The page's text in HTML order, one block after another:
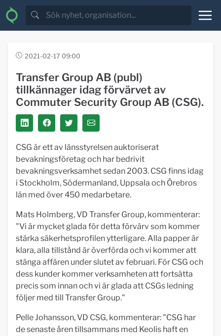
2021-02-17 09:00
Transfer Group AB (publ)
tillkännager idag förvärvet av
Commuter Security Group AB (CSG).
CSG är ett av länsstyrelsen auktoriserat
bevakningsföretag och har bedrivit
bevakningsverksamhet sedan 2003. CSG finns idag
i Stockholm, Södermanland, Uppsala och Örebros
län med över 450 medarbetare.
Mats Holmberg, VD Transfer Group, kommenterar:
"Vi är mycket glada för detta förvärv som kommer
stärka säkerhetsprofilen ytterligare. Alla papper är
klara, alla tillstånd är överförda och vi kommer att
stänga affären under slutet av februari. För CSG och
dess kunder kommer verksamheten att fortsätta
precis som innan och vi är glada att CSGs ledning
följer med till Transfer Group."
Pelle Johansson, VD CSG, kommenterar: "CSG har
de senaste åren tillsammans med Keolis haft en